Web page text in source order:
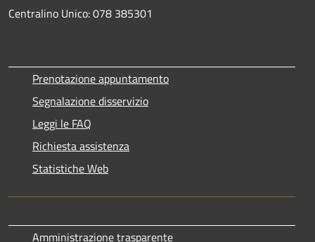
Centralino Unico: 078 385301
Prenotazione appuntamento
Segnalazione disservizio
Leggi le FAQ
Richiesta assistenza
Statistiche Web
Amministrazione trasparente